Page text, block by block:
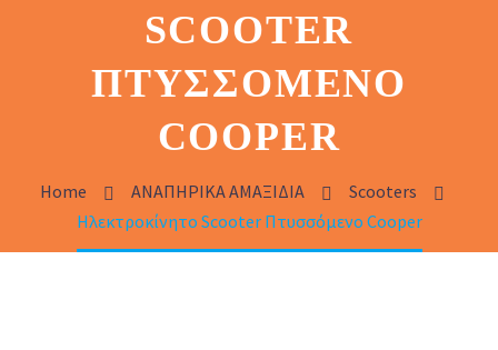
SCOOTER
ΠΤΥΣΣΌΜΕΝΟ
COOPER
Home ΑΝΑΠΗΡΙΚΑ ΑΜΑΞΙΔΙΑ
Scooters
Ηλεκτροκίνητο Scooter Πτυσσόμενο Cooper